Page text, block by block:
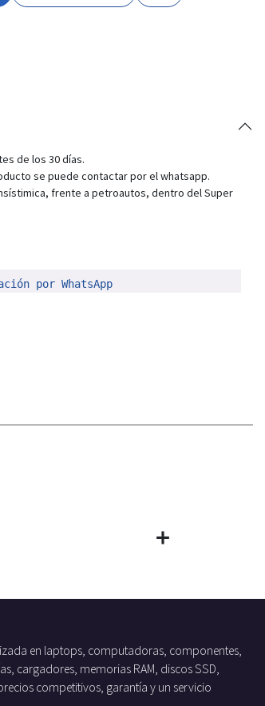
de los 30 días.
se puede contactar por el whatsapp.
frente a petroautos, dentro del Super
por WhatsApp
en laptops, computadoras, componentes,
cargadores, memorias RAM, discos SSD,
competitivos, garantía y un servicio